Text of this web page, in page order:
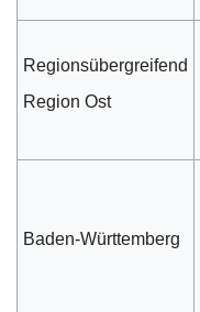
Regionsübergreifend
Region Ost
Baden-Württemberg